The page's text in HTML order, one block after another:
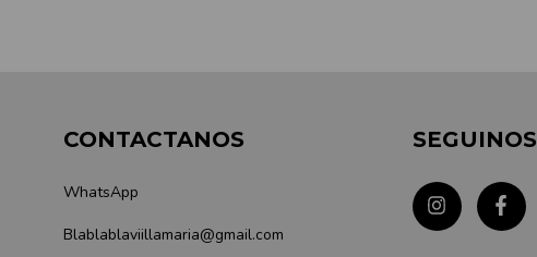
CONTACTANOS
WhatsApp
Blablablaviillamaria@gmail.com
SEGUINOS